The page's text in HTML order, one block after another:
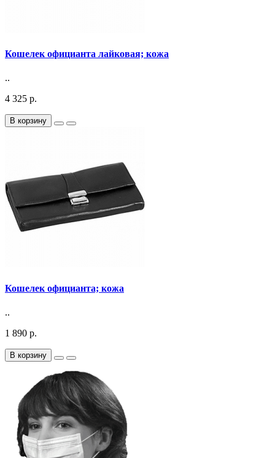
Кошелек официанта лайковая; кожа
..
4 325 р.
В корзину
Кошелек официанта; кожа
..
1 890 р.
В корзину